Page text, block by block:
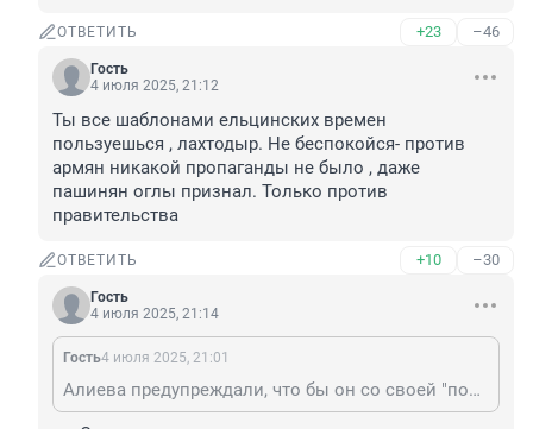
ОТВЕТИТЬ +23 –46
Гость
4 июля 2025, 21:12
Ты все шаблонами ельцинских времен
пользуешься , лахтодыр. Не беспокойся- против
армян никакой пропаганды не было , даже
пашинян оглы признал. Только против
правительства
ОТВЕТИТЬ +10 –30
Гость
4 июля 2025, 21:14
Гость4 июля 2025, 21:01
Алиева предупреждали, что бы он со своей "помощью и бизнесом" не лез на Украину, но он решил заработать... Риски реализовались - убытки получены. Со ставленниками Сороса в Армении договаривается не о чем. Хочет сдать треть Армении Азербайджану - да пожалуйста. Те кто не связан с еврогрантами и евродонатами, а таких большинство в Армении - в следующий раз пусть думают за кого голосуют.